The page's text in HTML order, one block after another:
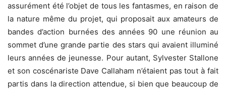
assurément été l’objet de tous les fantasmes, en raison de
la nature même du projet, qui proposait aux amateurs de
bandes d’action burnées des années 90 une réunion au
sommet d’une grande partie des stars qui avaient illuminé
leurs années de jeunesse. Pour autant, Sylvester Stallone
et son coscénariste Dave Callaham n’étaient pas tout à fait
partis dans la direction attendue, si bien que beaucoup de